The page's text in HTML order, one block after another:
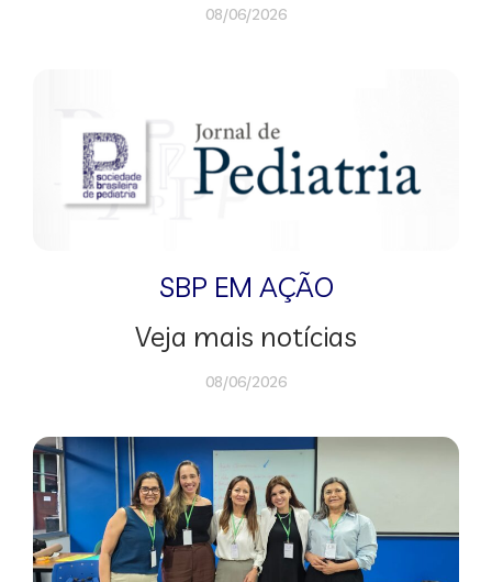
08/06/2026
SBP EM AÇÃO
Veja mais notícias
08/06/2026